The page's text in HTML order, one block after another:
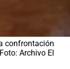
confrontación
Archivo El